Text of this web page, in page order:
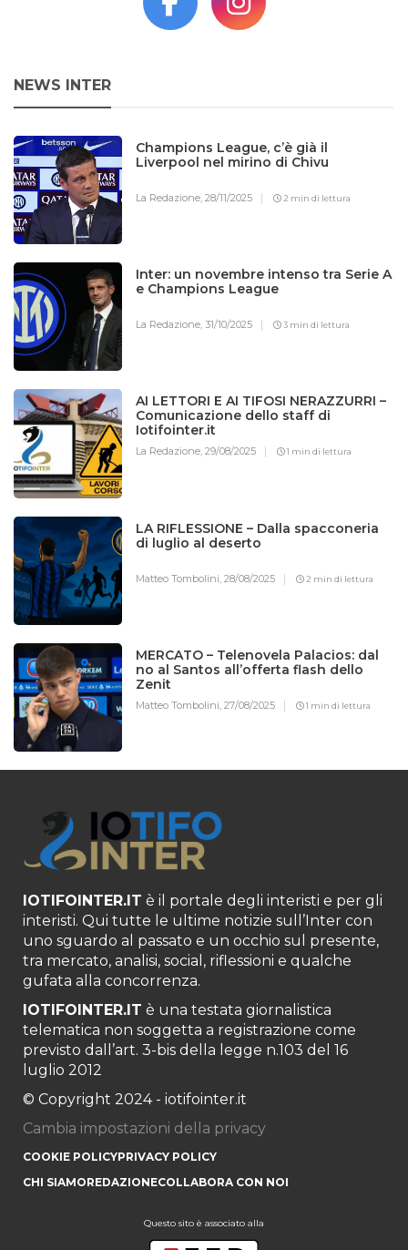
NEWS INTER
Champions League, c’è già il
Liverpool nel mirino di Chivu
La Redazione,28/11/2025 2 min di lettura
Inter: un novembre intenso tra Serie A
e Champions League
La Redazione,31/10/2025 3 min di lettura
AI LETTORI E AI TIFOSI NERAZZURRI –
Comunicazione dello staff di
Iotifointer.it
La Redazione,29/08/2025 1 min di lettura
LA RIFLESSIONE – Dalla spacconeria
di luglio al deserto
Matteo Tombolini,28/08/2025 2 min di lettura
MERCATO – Telenovela Palacios: dal
no al Santos all’offerta flash dello
Zenit
Matteo Tombolini,27/08/2025 1 min di lettura
IOTIFOINTER.IT è il portale degli interisti e per gli
interisti. Qui tutte le ultime notizie sull’Inter con
uno sguardo al passato e un occhio sul presente,
tra mercato, analisi, social, riflessioni e qualche
gufata alla concorrenza.
IOTIFOINTER.IT è una testata giornalistica
telematica non soggetta a registrazione come
previsto dall’art. 3-bis della legge n.103 del 16
luglio 2012
© Copyright 2024 - iotifointer.it
Cambia impostazioni della privacy
COOKIE POLICYPRIVACY POLICY
CHI SIAMOREDAZIONECOLLABORA CON NOI
Questo sito è associato alla